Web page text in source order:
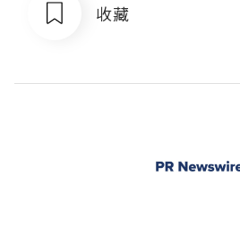
收藏